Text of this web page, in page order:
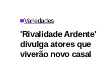
Variedades
'Rivalidade Ardente'
divulga atores que
viverão novo casal